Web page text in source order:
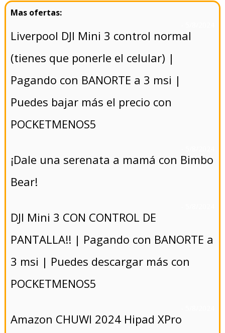
Liverpool DJI Mini 3 control normal
(tienes que ponerle el celular) |
Pagando con BANORTE a 3 msi |
Puedes bajar más el precio con
POCKETMENOS5
¡Dale una serenata a mamá con Bimbo
Bear!
DJI Mini 3 CON CONTROL DE
PANTALLA!! | Pagando con BANORTE a
3 msi | Puedes descargar más con
POCKETMENOS5
Amazon CHUWI 2024 Hipad XPro